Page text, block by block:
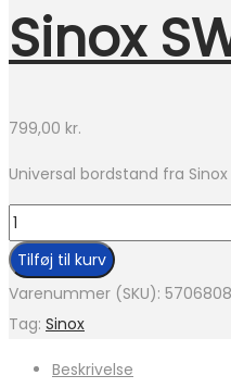
Sinox
799,00 kr.
Universal bordstand fra Sinox
Sinox
SWB7150
antal
Tilføj til kurv
Varenummer (SKU):
Tag: Sinox
Beskrivelse